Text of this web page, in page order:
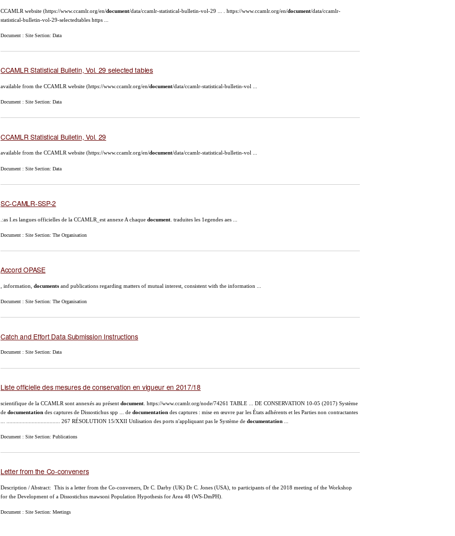
CCAMLR website (https://www.ccamlr.org/en/document/data/ccamlr-statistical-bulletin-vol-29 ... . https://www.ccamlr.org/en/document/data/ccamlr-
statistical-bulletin-vol-29-selectedtables https ...
Document : Site Section: Data
CCAMLR Statistical Bulletin, Vol. 29 selected tables
available from the CCAMLR website (https://www.ccamlr.org/en/document/data/ccamlr-statistical-bulletin-vol ...
Document : Site Section: Data
CCAMLR Statistical Bulletin, Vol. 29
available from the CCAMLR website (https://www.ccamlr.org/en/document/data/ccamlr-statistical-bulletin-vol ...
Document : Site Section: Data
SC-CAMLR-SSP-2
.:as I.es langues officielles de la CCAMLR_est annexe A chaque document . traduites les 1egendes aes ...
Document : Site Section: The Organisation
Accord OPASE
, information, documents and publications regarding matters of mutual interest, consistent with the information ...
Document : Site Section: The Organisation
Catch and Effort Data Submission Instructions
Document : Site Section: Data
Liste officielle des mesures de conservation en vigueur en 2017/18
scientifique de la CCAMLR sont annexés au présent document . https://www.ccamlr.org/node/74261 TABLE ... DE CONSERVATION 10-05 (2017) Système
de documentation des captures de Dissostichus spp ... de documentation des captures : mise en œuvre par les États adhérents et les Parties non contractantes
... .................................... 267 RÉSOLUTION 15/XXII Utilisation des ports n'appliquant pas le Système de documentation
Document : Site Section: Publications
Letter from the Co-conveners
Description / Abstract: This is a letter from the Co-conveners, Dr C. Darby (UK) Dr C. Jones (USA), to participants of the 2018 meeting of the Workshop
for the Development of a Dissostichus mawsoni Population Hypothesis for Area 48 (WS-DmPH).
Document : Site Section: Meetings